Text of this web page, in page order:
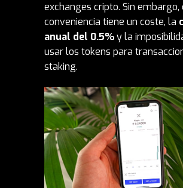
exchanges cripto. Sin embargo,
conveniencia tiene un coste, la
anual del 0.5%y la
usar los tokens para
staking.